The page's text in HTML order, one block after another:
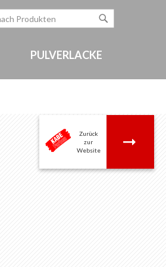
Zurück
zur
Website
PULVERLACKE